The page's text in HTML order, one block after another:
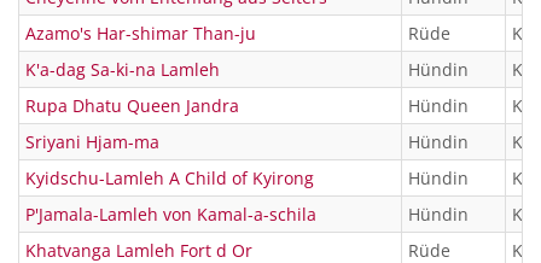
Azamo's Har-shimar Than-ju
Rüde
K'a-dag Sa-ki-na Lamleh
Hündin
Rupa Dhatu Queen Jandra
Hündin
Sriyani Hjam-ma
Hündin
Kyidschu-Lamleh A Child of Kyirong
Hündin
P'Jamala-Lamleh von Kamal-a-schila
Hündin
Khatvanga Lamleh Fort d Or
Rüde